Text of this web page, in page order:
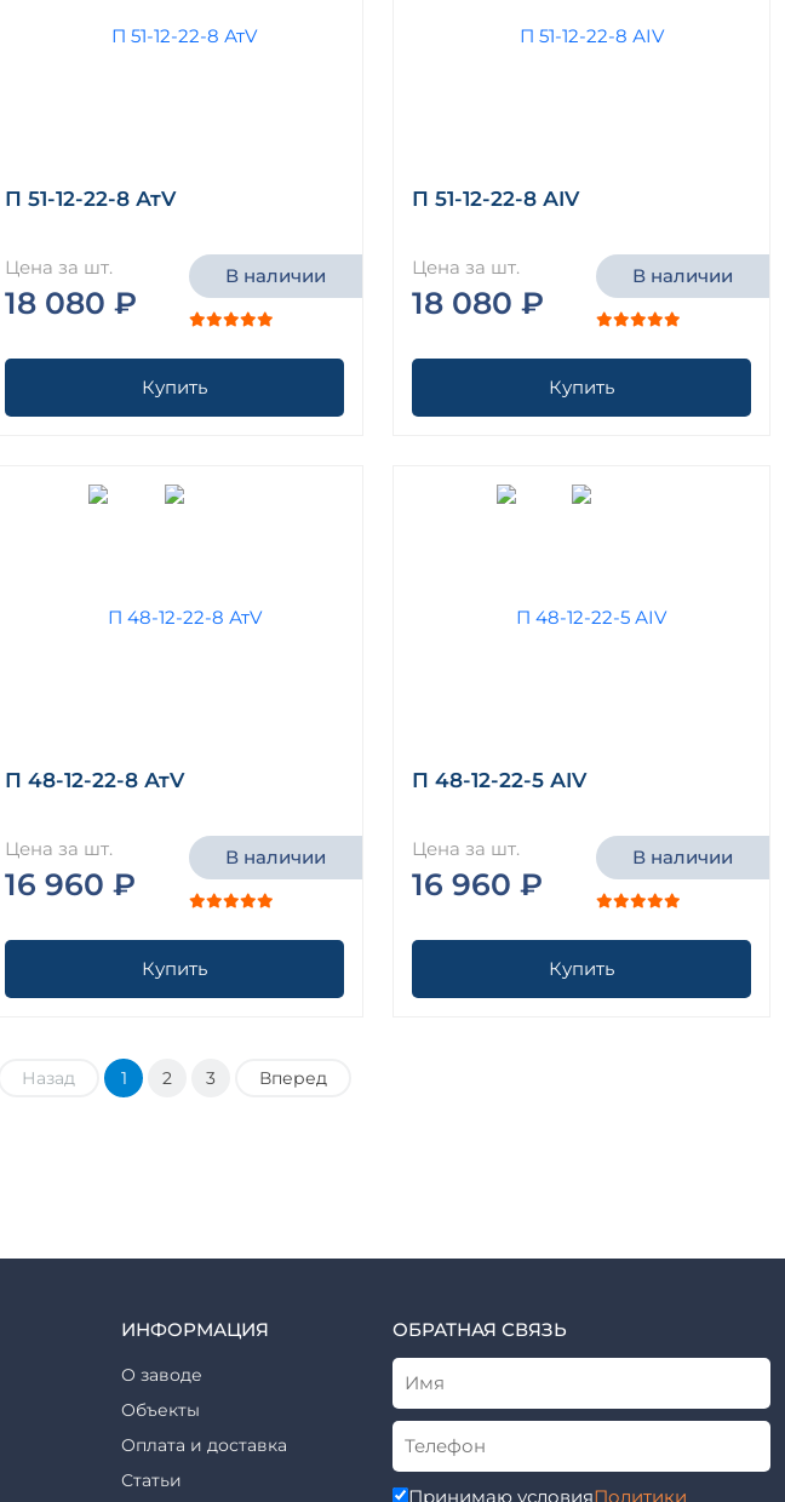
П 51-12-22-8 АтV
Цена за шт.
18 080 ₽
В наличии
Купить
П 51-12-22-8 АIV
Цена за шт.
18 080 ₽
В наличии
Купить
П 48-12-22-8 АтV
Цена за шт.
16 960 ₽
В наличии
Купить
П 48-12-22-5 АIV
Цена за шт.
16 960 ₽
В наличии
Купить
Назад 1 2 3 Вперед
ИНФОРМАЦИЯ
О заводе
Объекты
Оплата и доставка
Статьи
ОБРАТНАЯ СВЯЗЬ
Принимаю условияПолитики